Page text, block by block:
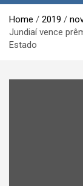
t
Home 2019
Jundiaí vence
Estado